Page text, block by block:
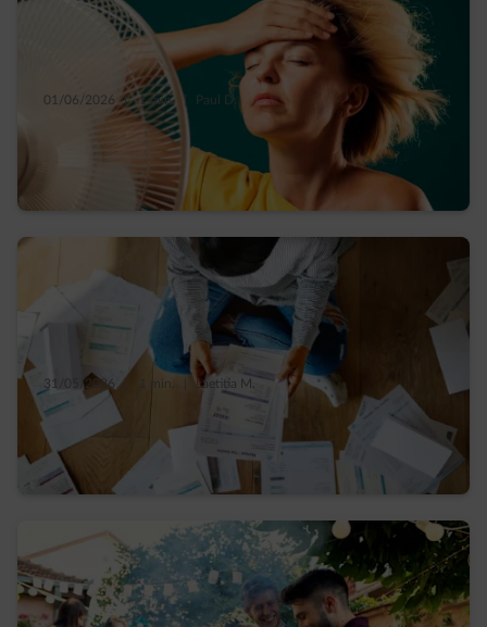
01/06/2026 | 1 min. | Paul D.
4 stratégies anti-chaleur pour garder la
31/05/2026 | 1 min. Laetitia M.
À Bruxelles, dans votre facture d’énergie il y
a…